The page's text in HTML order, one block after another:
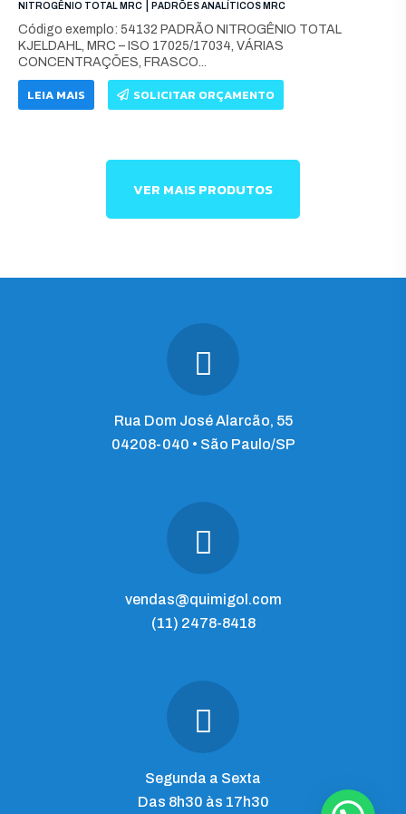
NITROGÊNIO TOTAL MRC PADRÕES ANALÍTICOS MRC
Código exemplo: 54132 PADRÃO NITROGÊNIO TOTAL
KJELDAHL, MRC – ISO 17025/17034, VÁRIAS
CONCENTRAÇÕES, FRASCO...
LEIA MAIS SOLICITAR ORÇAMENTO
VER MAIS PRODUTOS
Rua Dom José Alarcão, 55
04208-040 • São Paulo/SP
vendas@quimigol.com
(11) 2478-8418
Segunda a Sexta
Das 8h30 às 17h30